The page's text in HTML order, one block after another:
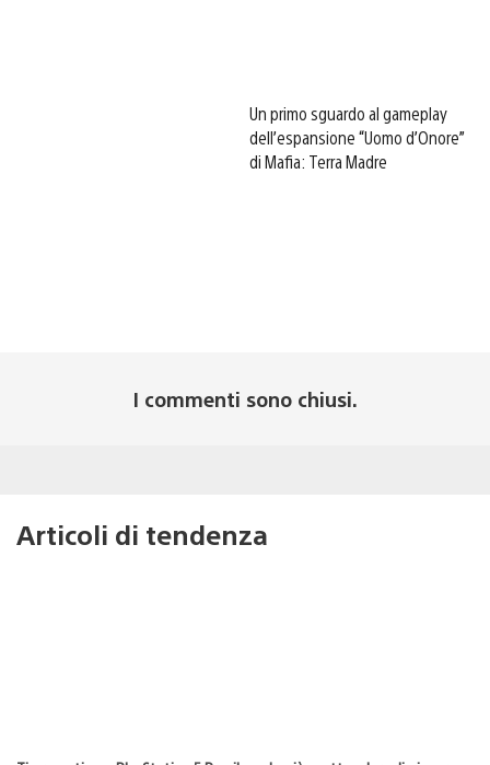
Un primo sguardo al gameplay
dell’espansione “Uomo d’Onore”
di Mafia: Terra Madre
I commenti sono chiusi.
Articoli di tendenza